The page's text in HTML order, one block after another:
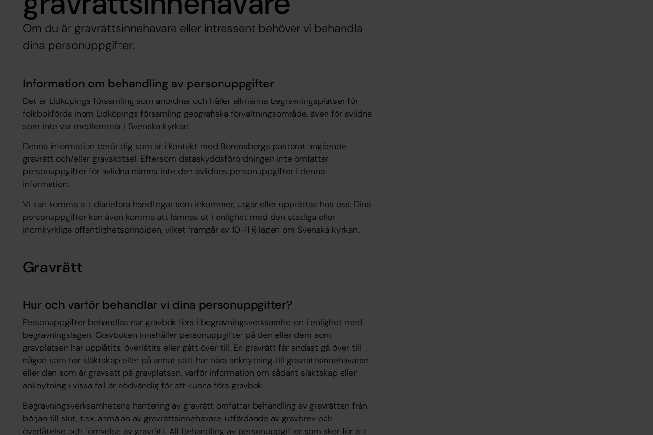
Om du är gravrättsinnehavare eller intressent behöver vi behandla
dina personuppgifter.
Information om behandling av personuppgifter
Det är Lidköpings församling som anordnar och håller allmänna begravningsplatser för
folkbokförda inom Lidköpings församling geografiska förvaltningsområde, även för avlidna
som inte var medlemmar i Svenska kyrkan.
Denna information berör dig som är i kontakt med Borensbergs pastorat angående
gravrätt och/eller gravskötsel. Eftersom dataskyddsförordningen inte omfattar
personuppgifter för avlidna nämns inte den avlidnes personuppgifter i denna
information.
Vi kan komma att diarieföra handlingar som inkommer, utgår eller upprättas hos oss. Dina
personuppgifter kan även komma att lämnas ut i enlighet med den statliga eller
inomkyrkliga offentlighetsprincipen, vilket framgår av 10-11 § lagen om Svenska kyrkan.
Gravrätt
Hur och varför behandlar vi dina personuppgifter?
Personuppgifter behandlas när gravbok förs i begravningsverksamheten i enlighet med
begravningslagen. Gravboken innehåller personuppgifter på den eller dem som
gravplatsen har upplåtits, överlåtits eller gått över till. En gravrätt får endast gå över till
någon som har släktskap eller på annat sätt har nära anknytning till gravrättsinnehavaren
eller den som är gravsatt på gravplatsen, varför information om sådant släktskap eller
anknytning i vissa fall är nödvändig för att kunna föra gravbok.
Begravningsverksamhetens hantering av gravrätt omfattar behandling av gravrätten från
början till slut, t.ex. anmälan av gravrättsinnehavare, utfärdande av gravbrev och
överlåtelse och förnyelse av gravrätt. All behandling av personuppgifter som sker för att